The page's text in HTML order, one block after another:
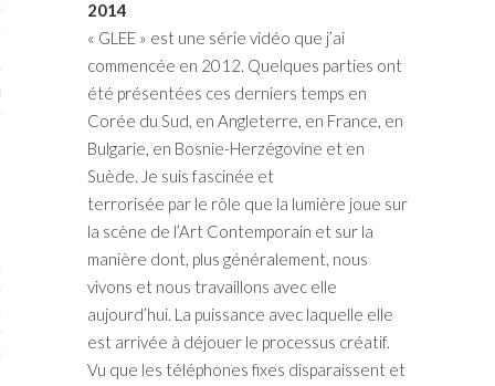
2017
2016
2014
« GLEE » est une série vidéo que j’ai
commencée en 2012. Quelques parties ont
été présentées ces derniers temps en
Corée du Sud, en Angleterre, en France, en
Bulgarie, en Bosnie-Herzégovine et en
Suède. Je suis fascinée et
terrorisée par le rôle que la lumière joue sur
la scène de l’Art Contemporain et sur la
manière dont, plus généralement, nous
vivons et nous travaillons avec elle
aujourd’hui. La puissance avec laquelle elle
est arrivée à déjouer le processus créatif.
Vu que les téléphones fixes disparaissent et